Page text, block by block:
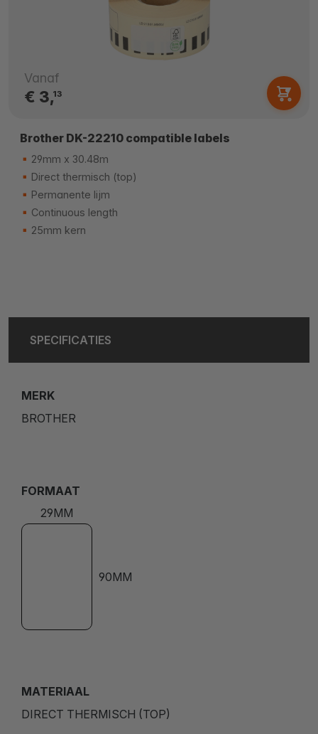
Vanaf
€ 3,13
Brother DK-22210 compatible labels
29mm x 30.48m
Direct thermisch (top)
Permanente lijm
Continuous length
25mm kern
SPECIFICATIES
MERK
BROTHER
FORMAAT
29MM
90MM
MATERIAAL
DIRECT THERMISCH (TOP)